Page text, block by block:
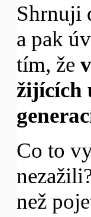
Shrnuji
a pak
tím, že
žijících
Co to
než